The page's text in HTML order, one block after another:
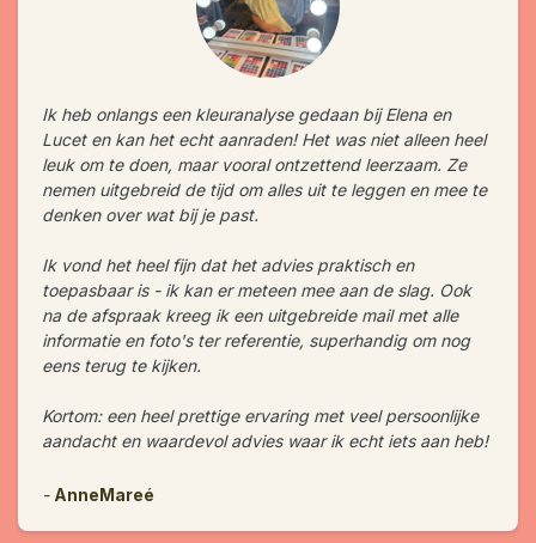
Ik heb onlangs een kleuranalyse gedaan bij Elena en
Lucet en kan het echt aanraden! Het was niet alleen heel
leuk om te doen, maar vooral ontzettend leerzaam. Ze
nemen uitgebreid de tijd om alles uit te leggen en mee te
denken over wat bij je past.
Ik vond het heel fijn dat het advies praktisch en
toepasbaar is - ik kan er meteen mee aan de slag. Ook
na de afspraak kreeg ik een uitgebreide mail met alle
informatie en foto's ter referentie, superhandig om nog
eens terug te kijken.
Kortom: een heel prettige ervaring met veel persoonlijke
aandacht en waardevol advies waar ik echt iets aan heb!
- AnneMareé